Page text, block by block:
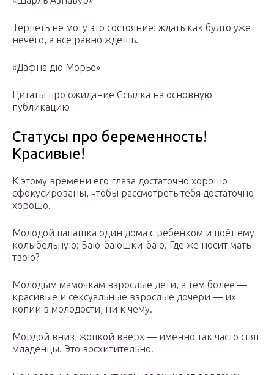
Терпеть не могу это состояние: ждать как будто уже
нечего, а все равно ждешь.
«Дафна дю Морье»
Цитаты про ожидание Ссылка на основную
публикацию
Статусы про беременность!
Красивые!
К этому времени его глаза достаточно хорошо
сфокусированы, чтобы рассмотреть тебя достаточно
хорошо.
Молодой папашка один дома с ребёнком и поёт ему
колыбельную: Баю-баюшки-баю. Где же носит мать
твою?
Молодым мамочкам взрослые дети, а тем более —
красивые и сексуальные взрослые дочери — их
копии в молодости, ни к чему.
Мордой вниз, жопкой вверх — именно так часто спят
младенцы. Это восхитительно!